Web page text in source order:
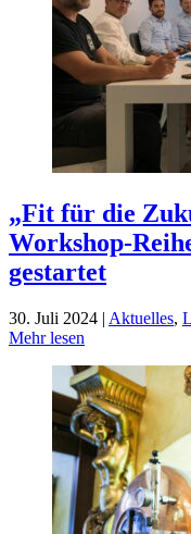
„Fit für die
Workshop-
gestartet
30. Juli 2024 | Aktuelles,
Mehr lesen